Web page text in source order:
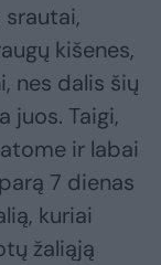
kišenes,
nes dalis šių
juos. Taigi,
ir labai
7 dienas
kuriai
žaliąją